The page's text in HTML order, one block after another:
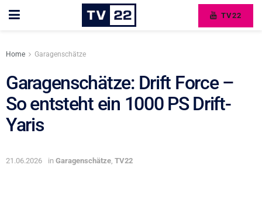
TV22
Home Garagenschätze
Garagenschätze: Drift Force –
So entsteht ein 1000 PS Drift-
Yaris
21.06.2026 in Garagenschätze TV22